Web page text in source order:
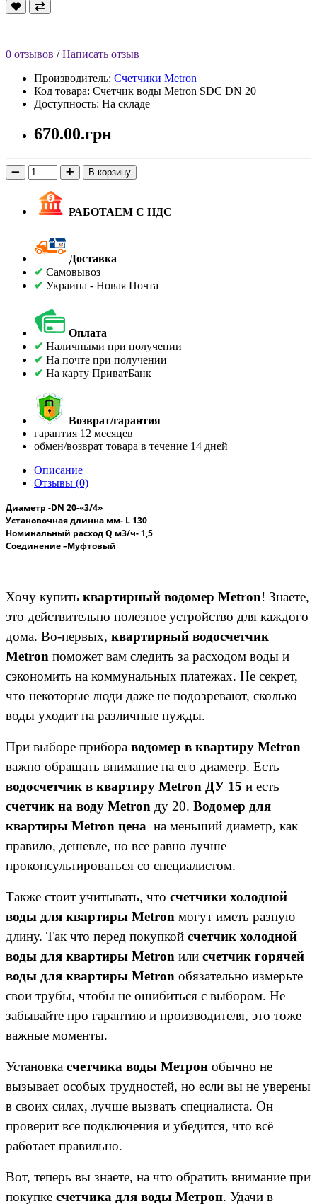
0 отзывов /Написать отзыв
Производитель: Счетчики Metron
Код товара: Счетчик воды Metron SDC DN 20
Доступность: На складе
670.00.грн
В корзину
РАБОТАЕМ С НДС
Доставка
✔ Самовывоз
✔ Украина - Новая Почта
Оплата
✔ Наличными при получении
✔ На почте при получении
✔ На карту ПриватБанк
Возврат/гарантия
гарантия 12 месяцев
обмен/возврат товара в течение 14 дней
Описание
Отзывы (0)
Диаметр -DN 20-«3/4»
Установочная длинна мм- L 130
Номинальный расходQ м3/ч- 1,5
Соединение –Муфтовый
Хочу купить квартирный водомер Metron! Знаете,
это действительно полезное устройство для каждого
дома. Во-первых, квартирный водосчетчик
Metron поможет вам следить за расходом воды и
сэкономить на коммунальных платежах. Не секрет,
что некоторые люди даже не подозревают, сколько
воды уходит на различные нужды.
При выборе прибора водомер в квартиру Metron
важно обращать внимание на его диаметр. Есть
водосчетчик в квартиру Metron ДУ 15 и есть
счетчик на воду Metron ду 20. Водомер для
квартиры Metron цена на меньший диаметр, как
правило, дешевле, но все равно лучше
проконсультироваться со специалистом.
Также стоит учитывать, что счетчики холодной
воды для квартиры Metron могут иметь разную
длину. Так что перед покупкой счетчик холодной
воды для квартиры Metron или счетчик горячей
воды для квартиры Metron обязательно измерьте
свои трубы, чтобы не ошибиться с выбором. Не
забывайте про гарантию и производителя, это тоже
важные моменты.
Установка счетчика воды Метрон обычно не
вызывает особых трудностей, но если вы не уверены
в своих силах, лучше вызвать специалиста. Он
проверит все подключения и убедится, что всё
работает правильно.
Вот, теперь вы знаете, на что обратить внимание при
покупке счетчика для воды Метрон. Удачи в